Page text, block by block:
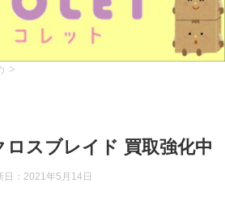
>
ロスブレイド 買取強化中
： 2021年5月14日